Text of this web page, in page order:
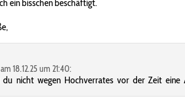
ein bisschen beschäftigt.
18.12.25 um 21:40:
nicht wegen Hochverrates vor der Zeit eine